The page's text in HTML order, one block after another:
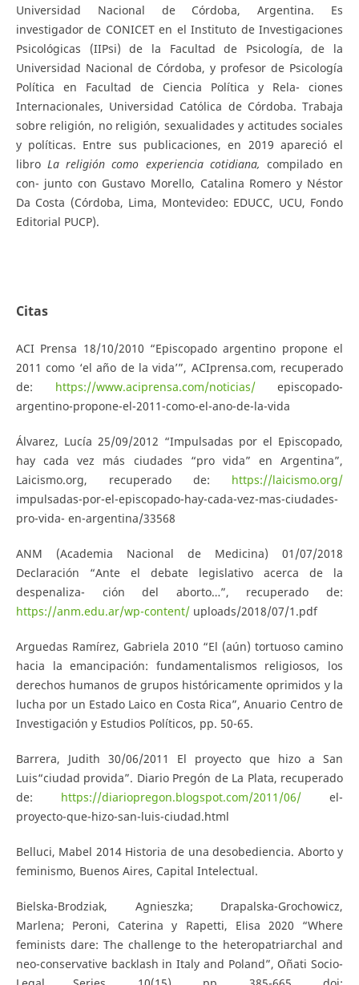
Universidad Nacional de Córdoba, Argentina. Es
investigador de CONICET en el Instituto de Investigaciones
Psicológicas (IIPsi) de la Facultad de Psicología, de la
Universidad Nacional de Córdoba, y profesor de Psicología
Política en Facultad de Ciencia Política y Rela- ciones
Internacionales, Universidad Católica de Córdoba. Trabaja
sobre religión, no religión, sexualidades y actitudes sociales
y políticas. Entre sus publicaciones, en 2019 apareció el
libroLa religión como experiencia cotidiana, compilado en
con- junto con Gustavo Morello, Catalina Romero y Néstor
Da Costa (Córdoba, Lima, Montevideo: EDUCC, UCU, Fondo
Editorial PUCP).
Citas
ACI Prensa 18/10/2010 “Episcopado argentino propone el
2011 como ‘el año de la vida’”, ACIprensa.com, recuperado
de: https://www.aciprensa.com/noticias/episcopado-
argentino-propone-el-2011-como-el-ano-de-la-vida
Álvarez, Lucía 25/09/2012 “Impulsadas por el Episcopado,
hay cada vez más ciudades “pro vida” en Argentina”,
Laicismo.org, recuperado de: https://laicismo.org/
impulsadas-por-el-episcopado-hay-cada-vez-mas-ciudades-
pro-vida- en-argentina/33568
ANM (Academia Nacional de Medicina) 01/07/2018
Declaración “Ante el debate legislativo acerca de la
despenaliza- ción del aborto…”, recuperado de:
https://anm.edu.ar/wp-content/uploads/2018/07/1.pdf
Arguedas Ramírez, Gabriela 2010 “El (aún) tortuoso camino
hacia la emancipación: fundamentalismos religiosos, los
derechos humanos de grupos históricamente oprimidos y la
lucha por un Estado Laico en Costa Rica”, Anuario Centro de
Investigación y Estudios Políticos, pp. 50-65.
Barrera, Judith 30/06/2011 El proyecto que hizo a San
Luis“ciudad provida”. Diario Pregón de La Plata, recuperado
de: https://diariopregon.blogspot.com/2011/06/ el-
proyecto-que-hizo-san-luis-ciudad.html
Belluci, Mabel 2014 Historia de una desobediencia. Aborto y
feminismo, Buenos Aires, Capital Intelectual.
Bielska-Brodziak, Agnieszka; Drapalska-Grochowicz,
Marlena; Peroni, Caterina y Rapetti, Elisa 2020 “Where
feminists dare: The challenge to the heteropatriarchal and
neo-conservative backlash in Italy and Poland”, Oñati Socio-